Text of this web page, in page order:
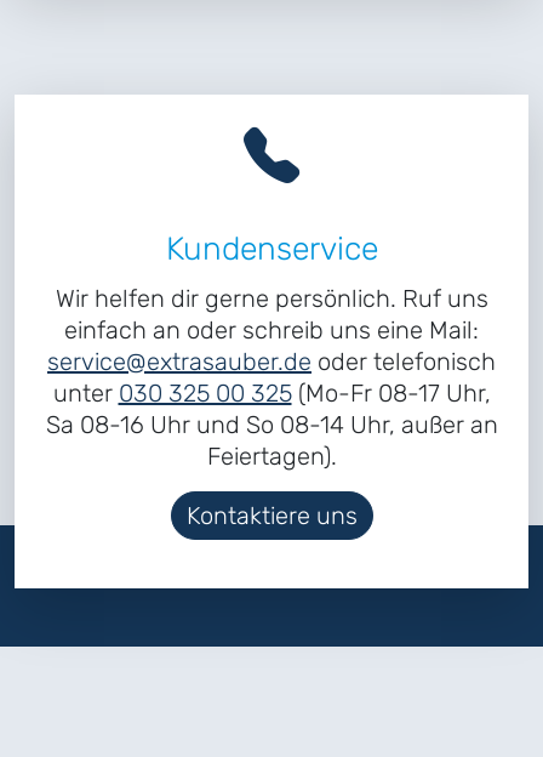
Kundenservice
Wir helfen dir gerne persönlich. Ruf uns
einfach an oder schreib uns eine Mail:
service@extrasauber.de oder telefonisch
unter 030 325 00 325(Mo-Fr 08-17 Uhr,
Sa 08-16 Uhr und So 08-14 Uhr, außer an
Feiertagen).
Kontaktiere uns